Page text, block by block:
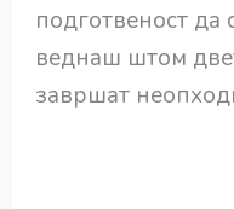
подготвеност да
веднаш штом
завршат